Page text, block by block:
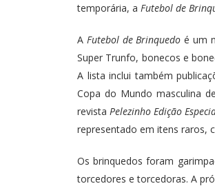
temporária, a Futebol de
A Futebol de Brinquedo é um
Super Trunfo, bonecos e
A lista inclui também
Copa do Mundo masculina
revistaPelezinho Edição
representado em itens raros,
Os brinquedos foram
torcedores e torcedoras. A